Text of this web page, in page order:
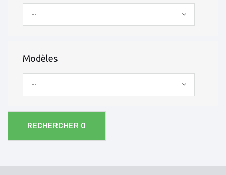
--
Modèles
--
RECHERCHER 0